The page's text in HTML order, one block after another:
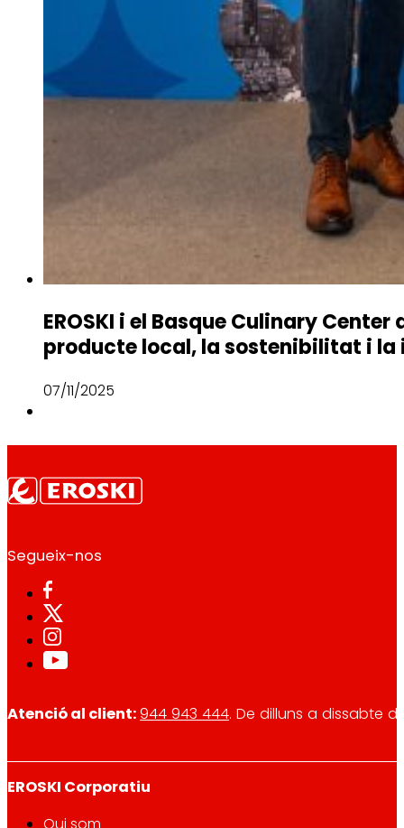
EROSKI i el Basque Culinary
producte local, la sostenibilitat i la
07/11/2025
Segueix-nos
Atenció al client:944 943 444. De dilluns a dissabte
EROSKI Corporatiu